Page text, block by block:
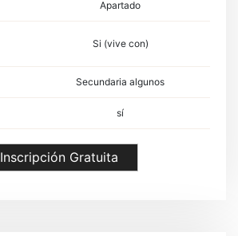
Apartado
Si (vive con)
Secundaria algunos
sí
Inscripción Gratuita